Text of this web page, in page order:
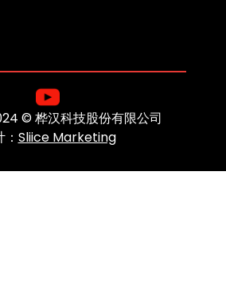
© 桦汉科技股份有限公司
Sliice Marketing